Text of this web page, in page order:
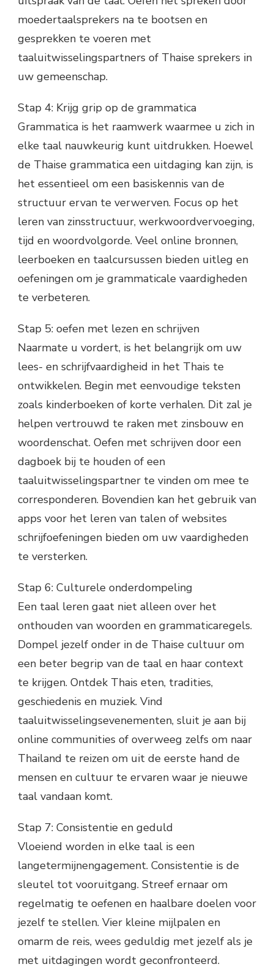
moedertaalsprekers na te bootsen en
gesprekken te voeren met
taaluitwisselingspartners of Thaise sprekers in
uw gemeenschap.
Stap 4: Krijg grip op de grammatica
Grammatica is het raamwerk waarmee u zich in
elke taal nauwkeurig kunt uitdrukken. Hoewel
de Thaise grammatica een uitdaging kan zijn, is
het essentieel om een ​​basiskennis van de
structuur ervan te verwerven. Focus op het
leren van zinsstructuur, werkwoordvervoeging,
tijd en woordvolgorde. Veel online bronnen,
leerboeken en taalcursussen bieden uitleg en
oefeningen om je grammaticale vaardigheden
te verbeteren.
Stap 5: oefen met lezen en schrijven
Naarmate u vordert, is het belangrijk om uw
lees- en schrijfvaardigheid in het Thais te
ontwikkelen. Begin met eenvoudige teksten
zoals kinderboeken of korte verhalen. Dit zal je
helpen vertrouwd te raken met zinsbouw en
woordenschat. Oefen met schrijven door een
dagboek bij te houden of een
taaluitwisselingspartner te vinden om mee te
corresponderen. Bovendien kan het gebruik van
apps voor het leren van talen of websites
schrijfoefeningen bieden om uw vaardigheden
te versterken.
Stap 6: Culturele onderdompeling
Een taal leren gaat niet alleen over het
onthouden van woorden en grammaticaregels.
Dompel jezelf onder in de Thaise cultuur om
een ​​beter begrip van de taal en haar context
te krijgen. Ontdek Thais eten, tradities,
geschiedenis en muziek. Vind
taaluitwisselingsevenementen, sluit je aan bij
online communities of overweeg zelfs om naar
Thailand te reizen om uit de eerste hand de
mensen en cultuur te ervaren waar je nieuwe
taal vandaan komt.
Stap 7: Consistentie en geduld
Vloeiend worden in elke taal is een
langetermijnengagement. Consistentie is de
sleutel tot vooruitgang. Streef ernaar om
regelmatig te oefenen en haalbare doelen voor
jezelf te stellen. Vier kleine mijlpalen en
omarm de reis, wees geduldig met jezelf als je
met uitdagingen wordt geconfronteerd.